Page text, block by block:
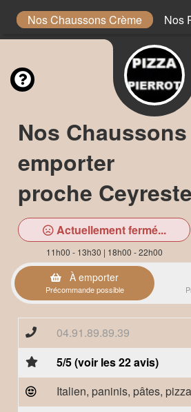
Nos Chaussons Crème Nos
Nos
emporter
proche
Actuellement fermé...
11h00 - 13h30 | 18h00 - 22h00
À emporter
Précommande possible
04.91.89.89.39
5/5 (voir les 22 avis)
Italien, paninis, pâtes,